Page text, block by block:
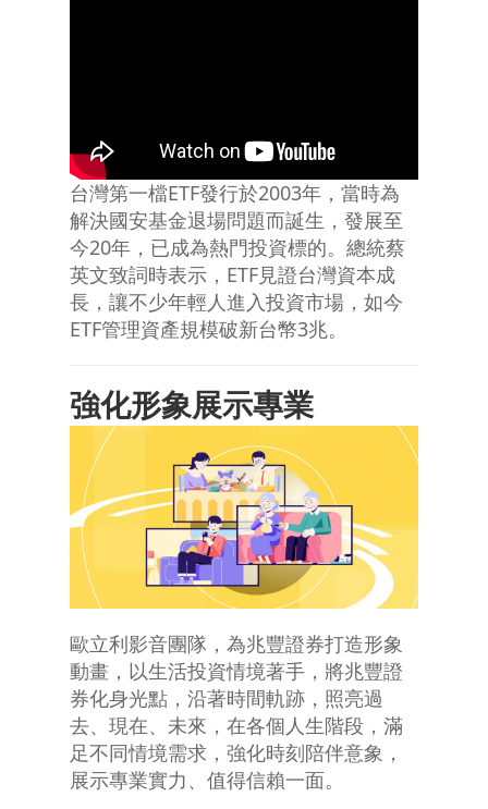
台灣第一檔ETF發行於2003年，當時為
解決國安基金退場問題而誕生，發展至
今20年，已成為熱門投資標的。總統蔡
英文致詞時表示，ETF見證台灣資本成
長，讓不少年輕人進入投資市場，如今
ETF管理資產規模破新台幣3兆。
強化形象展示專業
歐立利影音團隊，為兆豐證券打造形象
動畫，以生活投資情境著手，將兆豐證
券化身光點，沿著時間軌跡，照亮過
去、現在、未來，在各個人生階段，滿
足不同情境需求，強化時刻陪伴意象，
展示專業實力、值得信賴一面。